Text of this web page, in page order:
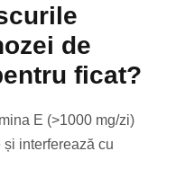
de
ficat?
E (>1000 mg/zi)
interferează cu